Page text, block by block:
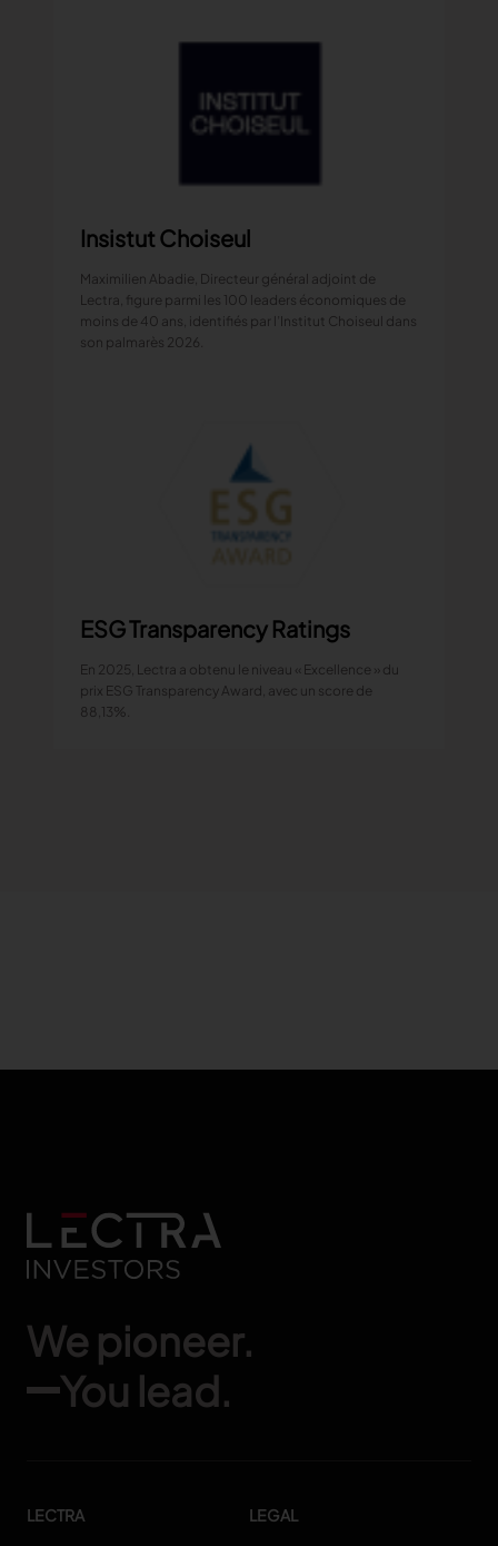
Insistut Choiseul
Maximilien Abadie, Directeur général adjoint de
Lectra, figure parmi les 100 leaders économiques de
moins de 40 ans, identifiés par l’Institut Choiseul dans
son palmarès 2026.
ESG Transparency Ratings
En 2025, Lectra a obtenu le niveau « Excellence » du
prix ESG Transparency Award, avec un score de
88,13%.
We pioneer.
You lead.
LECTRA LEGAL